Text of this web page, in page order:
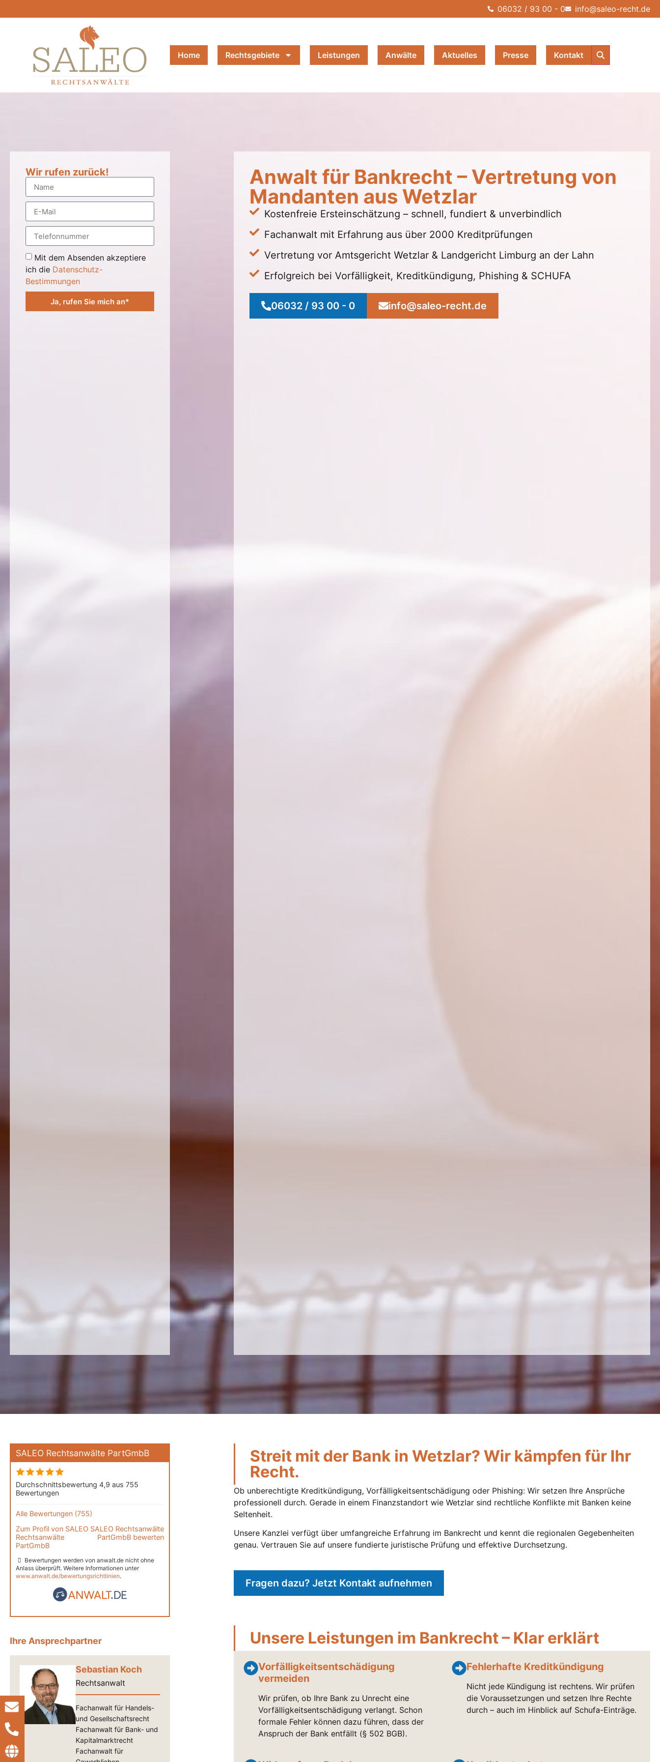
06032 / 93 00 - 0 info@saleo-recht.de
Home Rechtsgebiete Leistungen Anwälte Aktuelles Presse Kontakt
Wir rufen zurück!
Mit dem Absenden akzeptiere
ich die Datenschutz-
Bestimmungen
Ja, rufen Sie mich an*
Anwalt für Bankrecht – Vertretung von
Mandanten aus Wetzlar
Kostenfreie Ersteinschätzung – schnell, fundiert & unverbindlich
Fachanwalt mit Erfahrung aus über 2000 Kreditprüfungen
Vertretung vor Amtsgericht Wetzlar & Landgericht Limburg an der Lahn
Erfolgreich bei Vorfälligkeit, Kreditkündigung, Phishing & SCHUFA
06032 / 93 00 - 0 info@saleo-recht.de
SALEO Rechtsanwälte PartGmbB
Durchschnittsbewertung 4,9 aus 755
Bewertungen
Alle Bewertungen (755)
Zum Profil von SALEO
Rechtsanwälte
PartGmbB
SALEO Rechtsanwälte
PartGmbB bewerten
Bewertungen werden von anwalt.de nicht ohne
Anlass überprüft. Weitere Informationen unter
www.anwalt.de/bewertungsrichtlinien.
Ihre Ansprechpartner
Sebastian Koch
Rechtsanwalt
Fachanwalt für Handels-
und Gesellschaftsrecht
Fachanwalt für Bank- und
Kapitalmarktrecht
Fachanwalt für
Streit mit der Bank in Wetzlar? Wir kämpfen für Ihr
Recht.
Ob unberechtigte Kreditkündigung, Vorfälligkeitsentschädigung oder Phishing: Wir setzen Ihre Ansprüche
professionell durch. Gerade in einem Finanzstandort wie Wetzlar sind rechtliche Konflikte mit Banken keine
Seltenheit.
Unsere Kanzlei verfügt über umfangreiche Erfahrung im Bankrecht und kennt die regionalen Gegebenheiten
genau. Vertrauen Sie auf unsere fundierte juristische Prüfung und effektive Durchsetzung.
Fragen dazu? Jetzt Kontakt aufnehmen
Unsere Leistungen im Bankrecht – Klar erklärt
Vorfälligkeitsentschädigung
vermeiden
Wir prüfen, ob Ihre Bank zu Unrecht eine
Vorfälligkeitsentschädigung verlangt. Schon
formale Fehler können dazu führen, dass der
Anspruch der Bank entfällt (§ 502 BGB).
Fehlerhafte Kreditkündigung
Nicht jede Kündigung ist rechtens. Wir prüfen
die Voraussetzungen und setzen Ihre Rechte
durch – auch im Hinblick auf Schufa-Einträge.